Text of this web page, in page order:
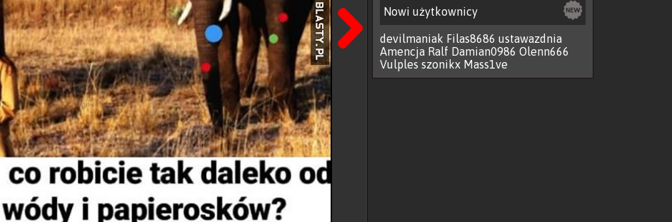
Nowi użytkownicy
devilmaniak Filas8686 ustawazdnia
Amencja Ralf Damian0986 Olenn666
Vulples szonikx Mass1ve